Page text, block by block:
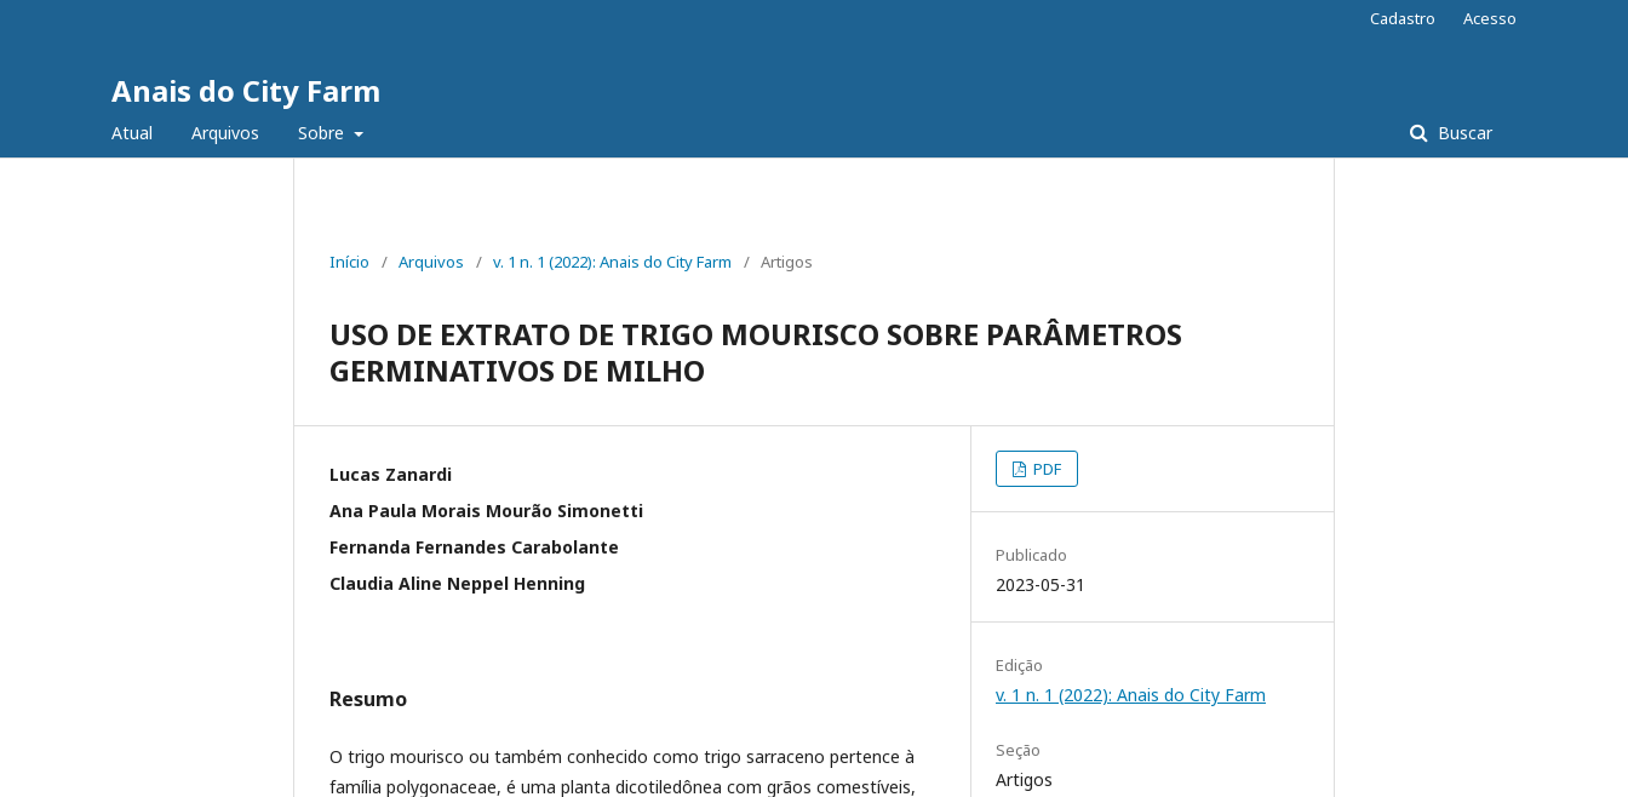
Anais do City Farm
Atual Arquivos Sobre Buscar
Cadastro Acesso
Início / Arquivos / v. 1 n. 1 (2022): Anais do City Farm / Artigos
USO DE EXTRATO DE TRIGO MOURISCO SOBRE PARÂMETROS
GERMINATIVOS DE MILHO
Lucas Zanardi
Ana Paula Morais Mourão Simonetti
Fernanda Fernandes Carabolante
Claudia Aline Neppel Henning
Resumo
O trigo mourisco ou também conhecido como trigo sarraceno pertence à
família polygonaceae, é uma planta dicotiledônea com grãos comestíveis,
PDF
Publicado
2023-05-31
Edição
v. 1 n. 1 (2022): Anais do City Farm
Seção
Artigos